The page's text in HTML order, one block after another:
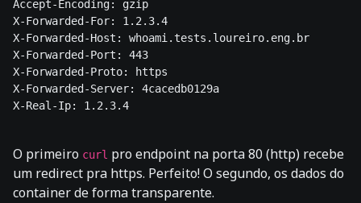
Accept-Encoding: gzip
X-Forwarded-For: 1.2.3.4
X-Forwarded-Host: whoami.tests.loureiro.eng.br
X-Forwarded-Port: 443
X-Forwarded-Proto: https
X-Forwarded-Server: 4cacedb0129a
X-Real-Ip: 1.2.3.4
O primeiro curl pro endpoint na porta 80 (http) recebe
um redirect pra https. Perfeito! O segundo, os dados do
container de forma transparente.